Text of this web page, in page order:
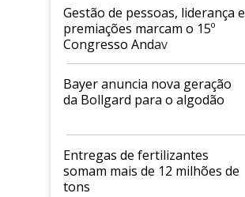
Gestão de pessoas, liderança e
premiações marcam o 15º
Congresso Andav
Bayer anuncia nova geração
da Bollgard para o algodão
Entregas de fertilizantes
somam mais de 12 milhões de
tons